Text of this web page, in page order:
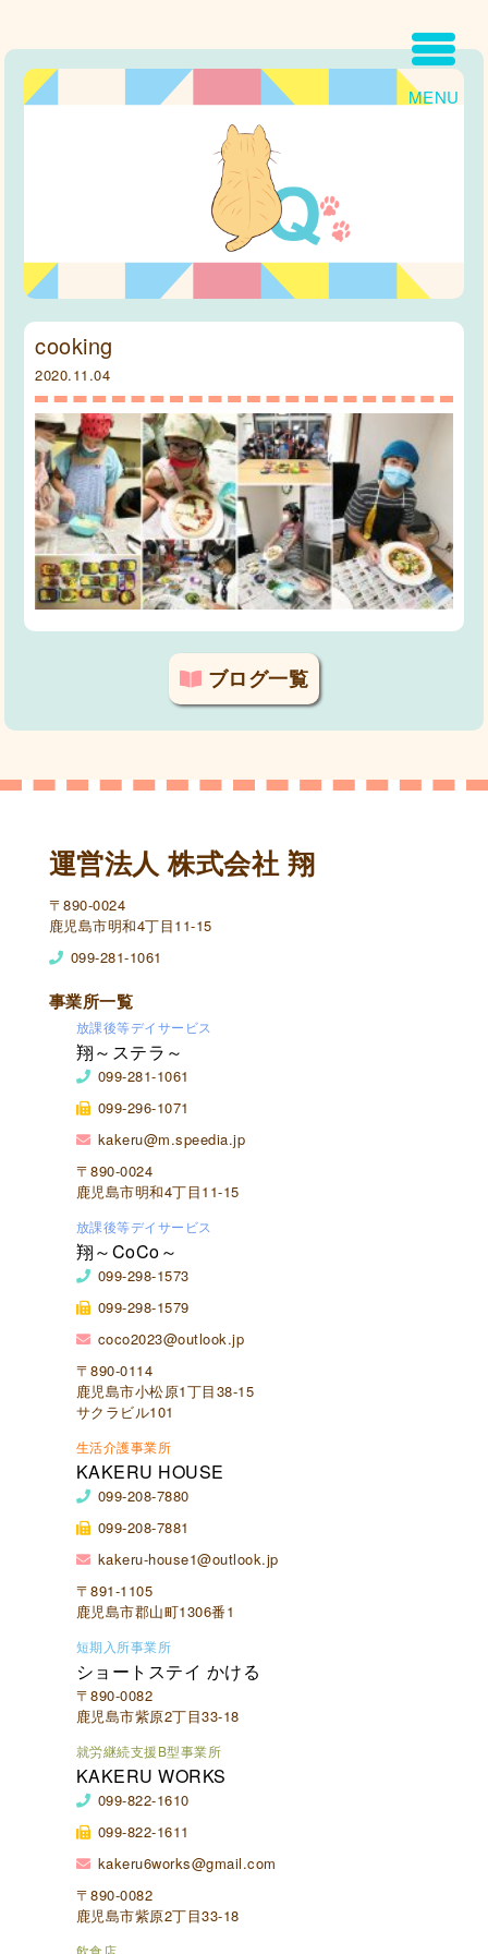
MENU
cooking
2020.11.04
ブログ一覧
運営法人 株式会社 翔
〒890-0024
鹿児島市明和4丁目11-15
099-281-1061
事業所一覧
放課後等デイサービス
翔～ステラ～
099-281-1061
099-296-1071
kakeru@m.speedia.jp
〒890-0024
鹿児島市明和4丁目11-15
放課後等デイサービス
翔～CoCo～
099-298-1573
099-298-1579
coco2023@outlook.jp
〒890-0114
鹿児島市小松原1丁目38-15
サクラビル101
生活介護事業所
KAKERU HOUSE
099-208-7880
099-208-7881
kakeru-house1@outlook.jp
〒891-1105
鹿児島市郡山町1306番1
短期入所事業所
ショートステイ かける
〒890-0082
鹿児島市紫原2丁目33-18
就労継続支援B型事業所
KAKERU WORKS
099-822-1610
099-822-1611
kakeru6works@gmail.com
〒890-0082
鹿児島市紫原2丁目33-18
飲食店